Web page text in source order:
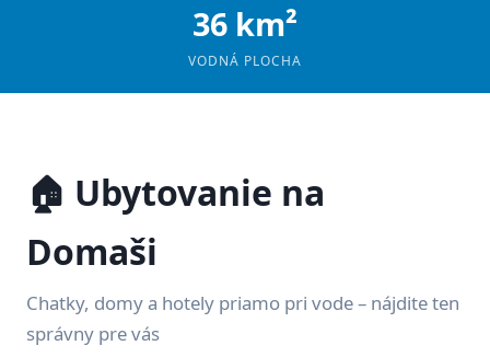
36 km²
VODNÁ PLOCHA
🏠 Ubytovanie na
Domaši
Chatky, domy a hotely priamo pri vode – nájdite ten
správny pre vás